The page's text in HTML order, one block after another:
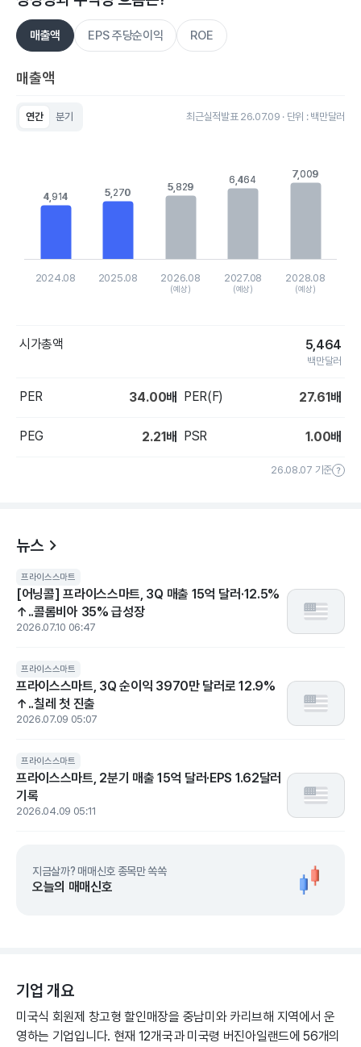
매출액 EPS 주당순이익 ROE
매출액
연간 분기 최근실적발표 26.07.09 · 단위 : 백만달러
The chart has 1 X axis displaying categories.
The chart has 1 Y axis displaying values. Data ranges from
4,914
4,914 5,270
5,270 5,829
5,829
6,464
6,464 7,009
7,009
2024.08 2025.08 2026.08
(예상)
2027.08
(예상)
2028.08
(예상)
시가총액 5,464
백만달러
PER 34.00배 PER(F) 27.61배
PEG 2.21배 PSR 1.00배
26.08.07 기준
뉴스
프라이스스마트
[어닝콜] 프라이스스마트, 3Q 매출 15억 달러·12.5%
↑..콜롬비아 35% 급성장
2026.07.10 06:47
프라이스스마트
프라이스스마트, 3Q 순이익 3970만 달러로 12.9%
↑..칠레 첫 진출
2026.07.09 05:07
프라이스스마트
프라이스스마트, 2분기 매출 15억 달러·EPS 1.62달러
기록
2026.04.09 05:11
지금살까? 매매신호 종목만 쏙쏙
오늘의 매매신호
기업 개요
미국식 회원제 창고형 할인매장을 중남미와 카리브해 지역에서 운
영하는 기업입니다. 현재 12개국과 미국령 버진아일랜드에 56개의